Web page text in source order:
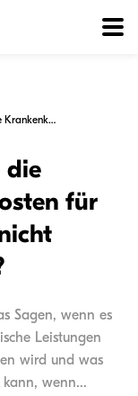
Was tun, wenn die Krankenkasse die Kosten für Ihre Logopädie nicht übernimmt?
die
für
Sagen, wenn es
Leistungen
wird und was
wenn...